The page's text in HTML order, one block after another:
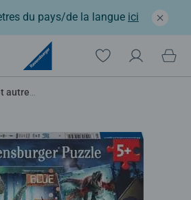
du pays/de la langue ici
dinosaures